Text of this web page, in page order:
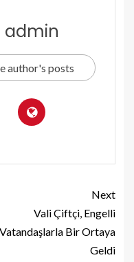
admin
author's posts
Next
Vali Çiftçi, Engelli
Vatandaşlarla Bir Ortaya
Geldi